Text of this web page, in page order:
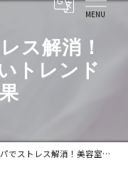
ス解消！
トレンド
ス解消！美容室業界の新しいトレンドとその効果